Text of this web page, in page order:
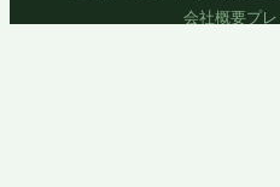
会社概要プ